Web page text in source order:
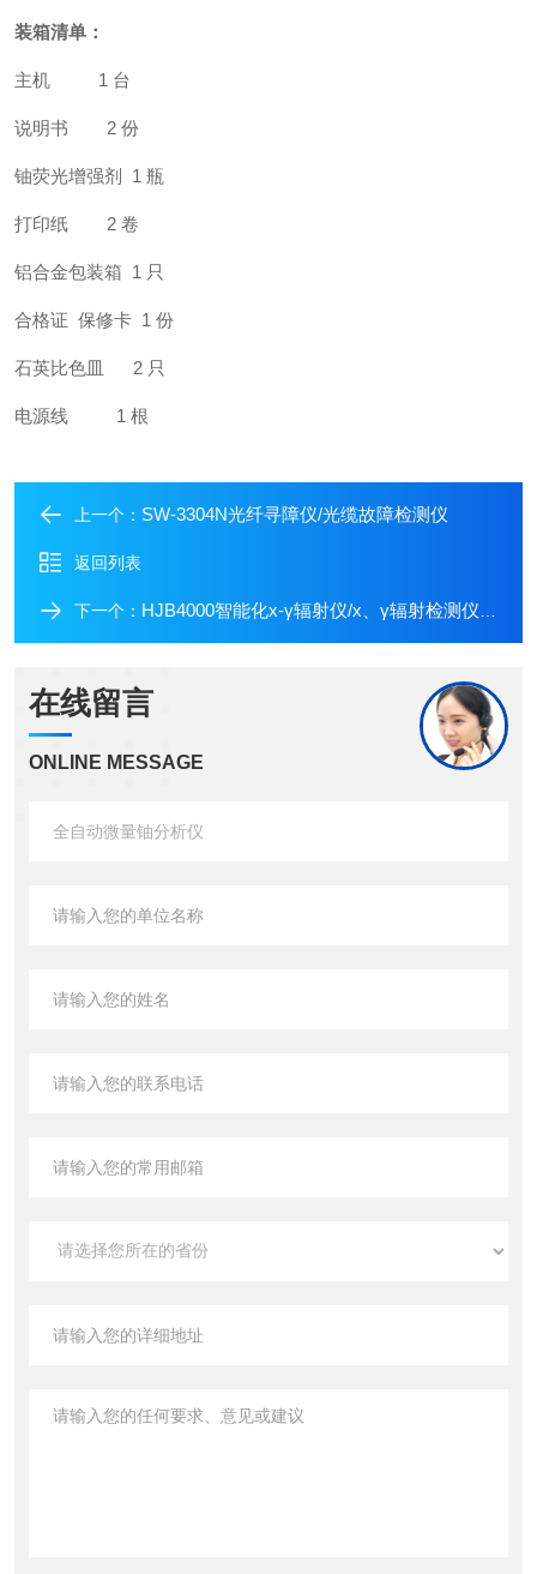
装箱清单 ：
主机 1 台
说明书 2 份
铀荧光增强剂 1 瓶
打印纸 2 卷
铝合金包装箱 1 只
合格证 保修卡 1 份
石英比色皿 2 只
电源线 1 根
上一个： SW-3304N光纤寻障仪/光缆故障检测仪
返回列表
下一个： HJB4000智能化х-γ辐射仪/х、γ辐射检测仪/手持式辐射剂量仪
在线留言
ONLINE MESSAGE